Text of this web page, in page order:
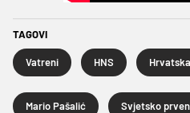
TAGOVI
Vatreni HNS
Mario Pašalić